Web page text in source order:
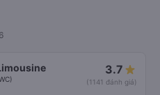
3.7
(1141 đánh giá)